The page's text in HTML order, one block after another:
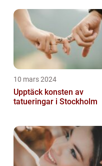
10 mars 2024
Upptäck konsten av
tatueringar i Stockholm